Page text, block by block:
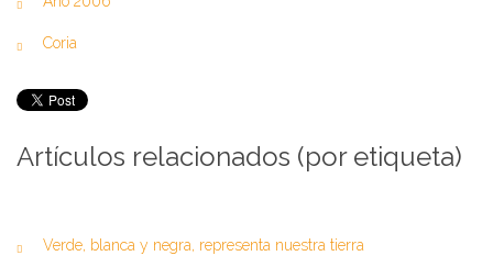
Coria
Artículos relacionados (por etiqueta)
Verde, blanca y negra, representa nuestra tierra